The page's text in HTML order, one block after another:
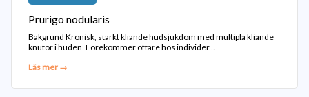
Prurigo nodularis
Bakgrund Kronisk, starkt kliande hudsjukdom med multipla kliande
knutor i huden. Förekommer oftare hos individer...
Läs mer →